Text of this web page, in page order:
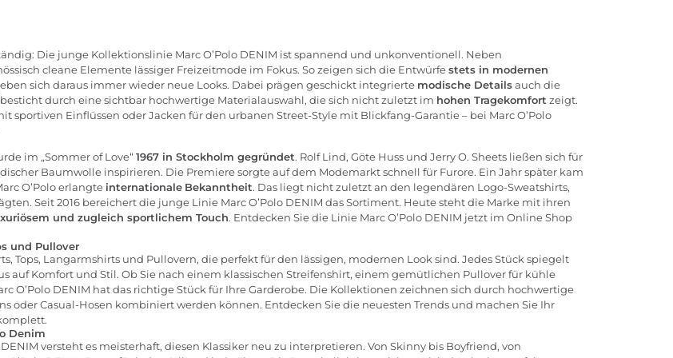
Die junge Kollektionslinie Marc O’Polo DENIM ist spannend und unkonventionell. Neben
cleane Elemente lässiger Freizeitmode im Fokus. So zeigen sich die Entwürfestets in modernen
sich daraus immer wieder neue Looks. Dabei prägen geschickt integrierte modische Detailsauch die
durch eine sichtbar hochwertige Materialauswahl, die sich nicht zuletzt im hohen Tragekomfort zeigt.
sportiven Einflüssen oderJacken für den urbanen Street-Style mit Blickfang-Garantie – bei Marc O’Polo
im „Sommer of Love“ 1967 in Stockholm gegründet. Rolf Lind, Göte Huss und Jerry O. Sheets ließen sich für
Baumwolle inspirieren. Die Premiere sorgte auf dem Modemarkt schnell für Furore. Ein Jahr später kam
O’Polo erlangte internationale Bekanntheit. Das liegt nicht zuletzt an den legendären Logo-Sweatshirts,
Seit 2016 bereichert die junge Linie Marc O’Polo DENIM das Sortiment. Heute steht die Marke mit ihren
und zugleich sportlichem Touch. Entdecken Sie die Linie Marc O’Polo DENIM jetzt im Online Shop
und Pullover
Tops, Langarmshirts und Pullovern, die perfekt für den lässigen, modernen Look sind. Jedes Stück spiegelt
auf Komfort und Stil. Ob Sie nach einem klassischen Streifenshirt, einem gemütlichen Pullover für kühle
O’Polo DENIM hat das richtige Stück für Ihre Garderobe. Die Kollektionen zeichnen sich durch hochwertige
oder Casual-Hosen kombiniert werden können. Entdecken Sie die neuesten Trends und machen Sie Ihr
Denim
versteht es meisterhaft, diesen Klassiker neu zu interpretieren. Von Skinny bis Boyfriend, von